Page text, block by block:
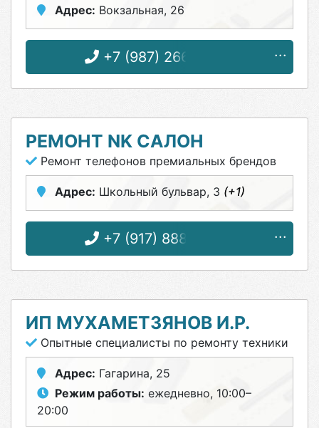
Адрес: Вокзальная, 26
+7 (987) 266-38-21
РЕМОНТ NK САЛОН
Ремонт телефонов премиальных брендов
Адрес: Школьный бульвар, 3 (+1)
+7 (917) 888-06-67
ИП МУХАМЕТЗЯНОВ И.Р.
Опытные специалисты по ремонту техники
Адрес: Гагарина, 25
Режим работы: ежедневно, 10:00–
20:00